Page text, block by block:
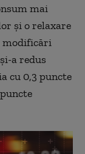
mai
şi o relaxare
modificări
a redus
cu 0,3 puncte